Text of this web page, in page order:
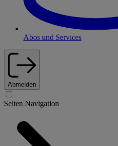
Abos und Services
Abmelden
Seiten Navigation